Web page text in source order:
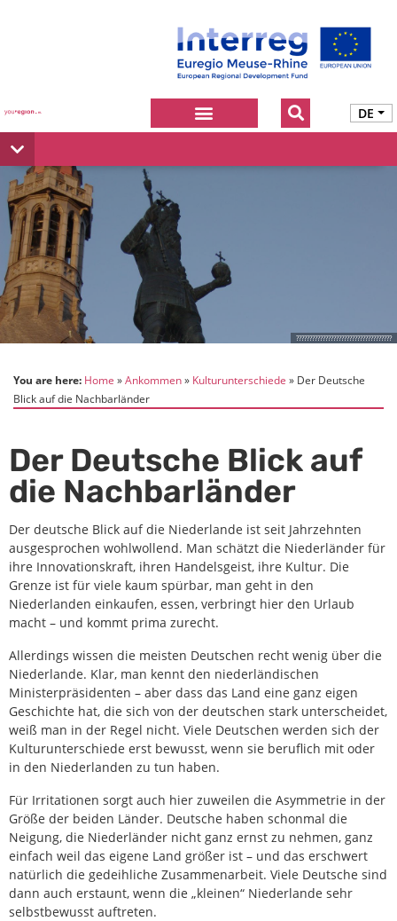
DE
????????????????????????????????????
You are here: Home Ankommen Kulturunterschiede
Der Deutsche
Blick auf die Nachbarländer
Der Deutsche Blick auf
die Nachbarländer
Der deutsche Blick auf die Niederlande ist seit Jahrzehnten
ausgesprochen wohlwollend. Man schätzt die Niederländer für
ihre Innovationskraft, ihren Handelsgeist, ihre Kultur. Die
Grenze ist für viele kaum spürbar, man geht in den
Niederlanden einkaufen, essen, verbringt hier den Urlaub
macht – und kommt prima zurecht.
Allerdings wissen die meisten Deutschen recht wenig über die
Niederlande. Klar, man kennt den niederländischen
Ministerpräsidenten – aber dass das Land eine ganz eigen
Geschichte hat, die sich von der deutschen stark unterscheidet,
weiß man in der Regel nicht. Viele Deutschen werden sich der
Kulturunterschiede erst bewusst, wenn sie beruflich mit oder
in den Niederlanden zu tun haben.
Für Irritationen sorgt auch hier zuweilen die Asymmetrie in der
Größe der beiden Länder. Deutsche haben schonmal die
Neigung, die Niederländer nicht ganz ernst zu nehmen, ganz
einfach weil das eigene Land größer ist – und das erschwert
natürlich die gedeihliche Zusammenarbeit. Viele Deutsche sind
dann auch erstaunt, wenn die „kleinen“ Niederlande sehr
selbstbewusst auftreten.